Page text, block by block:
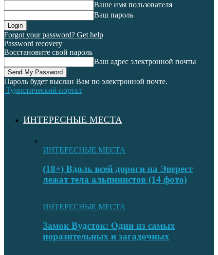
Ваше имя пользователя
Ваш пароль
Forgot your password? Get help
Password recovery
Восстановите свой пароль
Ваш адрес электронной почты
Пароль будет выслан Вам по электронной почте.
Туристический портал
ИНТЕРЕСНЫЕ МЕСТА
ИНТЕРЕСНЫЕ МЕСТА
(18+) Вдоль всей дороги на Эверест
лежат тела альпинистов (14 фото)
ИНТЕРЕСНЫЕ МЕСТА
Замок Вудсток: Один из самых
поразительных и загадочных